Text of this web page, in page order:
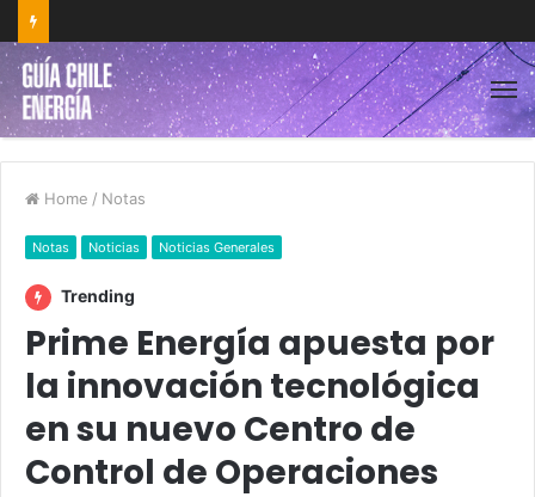
Home / Notas
Notas Noticias Noticias Generales
Trending
Prime Energía apuesta por
la innovación tecnológica
en su nuevo Centro de
Control de Operaciones